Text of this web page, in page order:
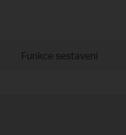
Funkce sestavení